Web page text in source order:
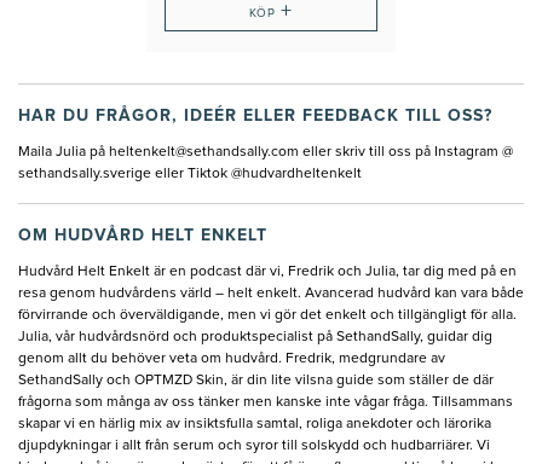
KÖP +
HAR DU FRÅGOR, IDEÉR ELLER FEEDBACK TILL OSS?
Maila Julia på heltenkelt@sethandsally.com eller skriv till oss på Instagram @
sethandsally.sverige eller Tiktok @hudvardheltenkelt
OM HUDVÅRD HELT ENKELT
Hudvård Helt Enkelt är en podcast där vi, Fredrik och Julia, tar dig med på en
resa genom hudvårdens värld – helt enkelt. Avancerad hudvård kan vara både
förvirrande och överväldigande, men vi gör det enkelt och tillgängligt för alla.
Julia, vår hudvårdsnörd och produktspecialist på SethandSally, guidar dig
genom allt du behöver veta om hudvård. Fredrik, medgrundare av
SethandSally och OPTMZD Skin, är din lite vilsna guide som ställer de där
frågorna som många av oss tänker men kanske inte vågar fråga. Tillsammans
skapar vi en härlig mix av insiktsfulla samtal, roliga anekdoter och lärorika
djupdykningar i allt från serum och syror till solskydd och hudbarriärer. Vi